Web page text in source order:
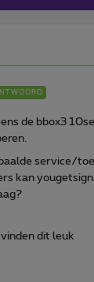
de bbox3
service/
kan
dit leuk